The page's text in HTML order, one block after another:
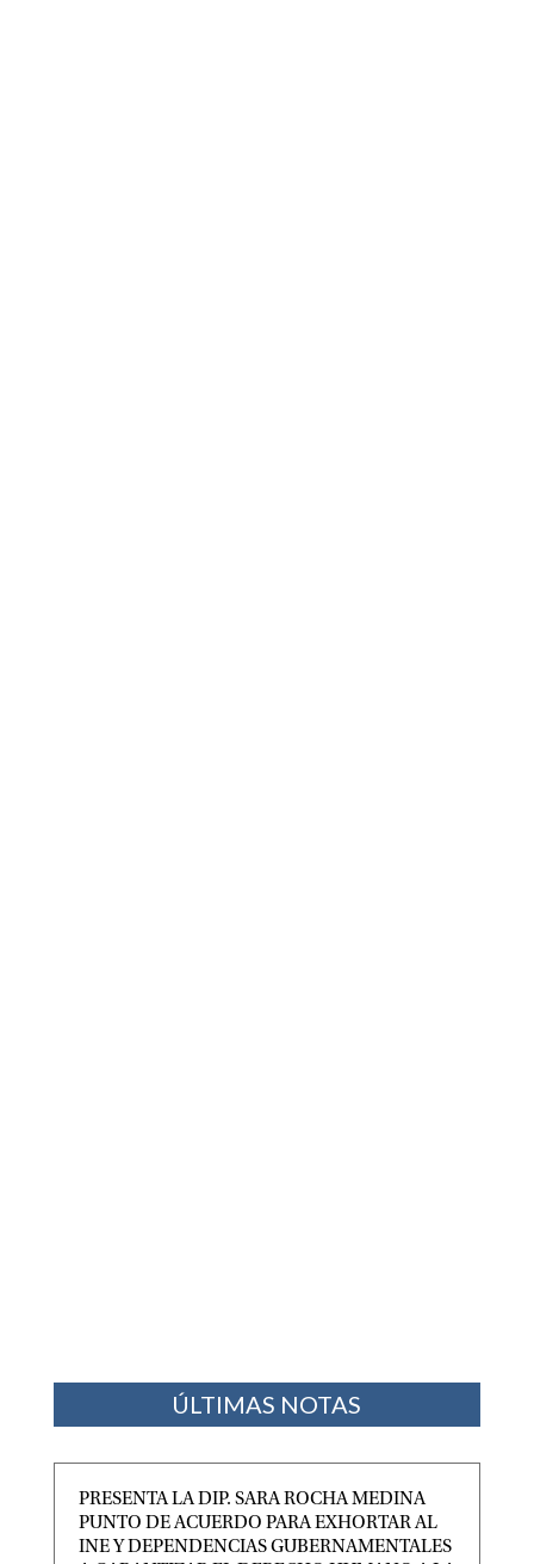
ÚLTIMAS NOTAS
PRESENTA LA DIP. SARA ROCHA MEDINA
PUNTO DE ACUERDO PARA EXHORTAR AL
INE Y DEPENDENCIAS GUBERNAMENTALES